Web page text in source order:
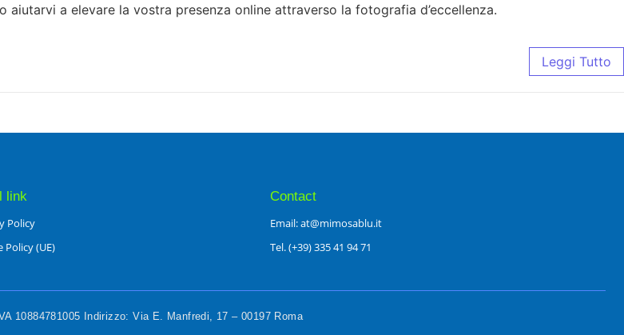
a elevare la vostra presenza online attraverso la fotografia d’eccellenza.
Leggi Tutto
link
Policy
Policy (UE)
Contact
Email: at@mimosablu.it
Tel. (+39) 335 41 94 71
10884781005 Indirizzo: Via E. Manfredi, 17 – 00197 Roma